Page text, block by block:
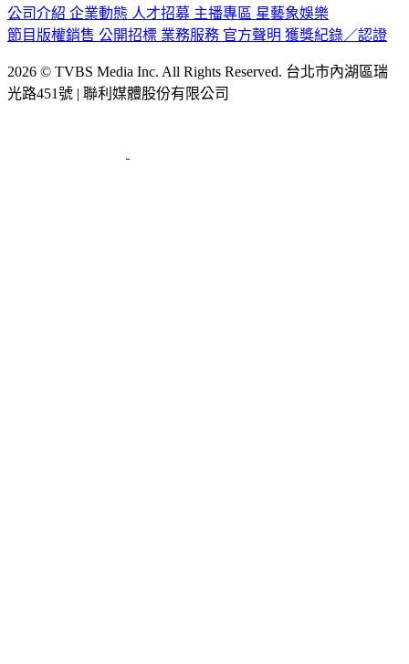
公司介紹 企業動態 人才招募 主播專區 星藝象娛樂
節目版權銷售 公開招標 業務服務 官方聲明 獲獎紀錄／認證
2026 © TVBS Media Inc. All Rights Reserved. 台北市內湖區瑞
光路451號 | 聯利媒體股份有限公司